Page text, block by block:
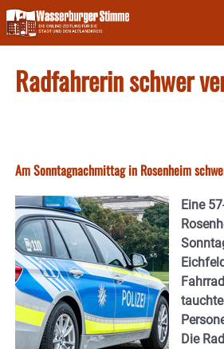
Skip
to
content
Radfahrerin schwer
Am Sonntagnachmittag in Rosenheim
Eine
Die